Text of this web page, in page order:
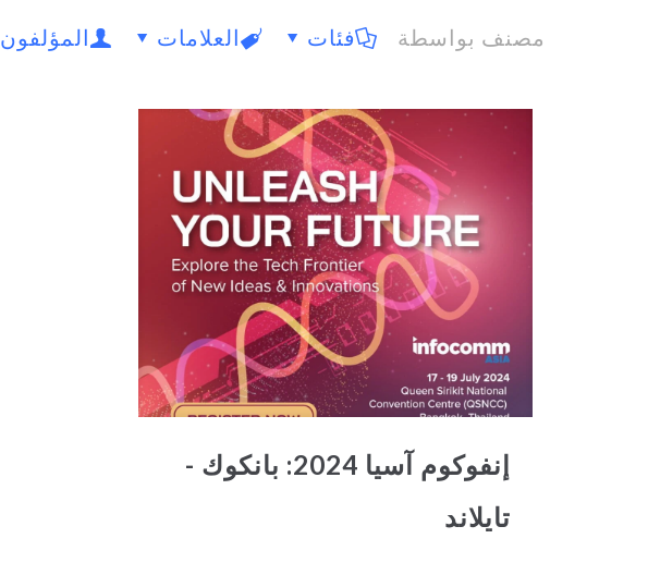
مصنف بواسطة فئات العلامات المؤلفون
إنفوكوم آسيا 2024: بانكوك -
تايلاند